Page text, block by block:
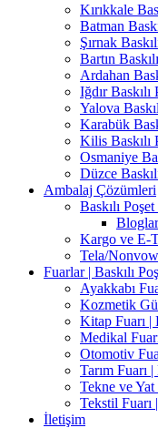
Kırıkkale
Batman
Şırnak
Bartın
Ardahan
Iğdır Baskılı
Yalova
Karabük
Kilis Baskılı
Osmaniye
Düzce
Ambalaj Çözümleri
Baskılı
Bloglar
Kargo ve E-
Tela/
Fuarlar | Baskılı
Ayakkabı
Kozmetik
Kitap Fuarı |
Medikal
Otomotiv
Tarım Fuarı |
Tekne ve Yat
Tekstil Fuarı
İletişim